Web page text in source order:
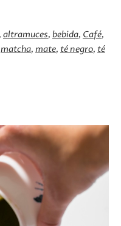
altramuces bebida Café
matcha mate té negro té